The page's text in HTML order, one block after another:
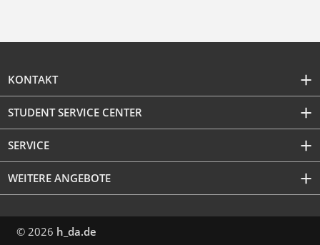
KONTAKT
STUDENT SERVICE CENTER
SERVICE
WEITERE ANGEBOTE
© 2026 h_da.de